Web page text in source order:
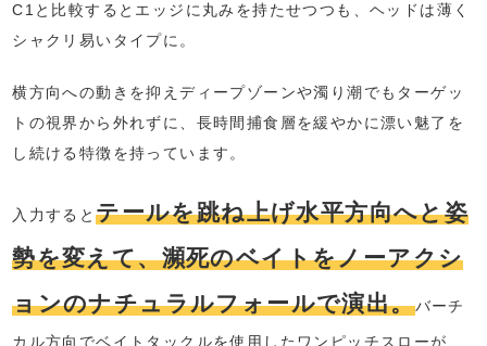
C1と比較するとエッジに丸みを持たせつつも、ヘッドは薄く
シャクリ易いタイプに。
横方向への動きを抑えディープゾーンや濁り潮でもターゲッ
トの視界から外れずに、長時間捕食層を緩やかに漂い魅了を
し続ける特徴を持っています。
入力するとテールを跳ね上げ水平方向へと姿
勢を変えて、瀕死のベイトをノーアクシ
ョンのナチュラルフォールで演出。バーチ
カル方向でベイトタックルを使用したワンピッチスローが、